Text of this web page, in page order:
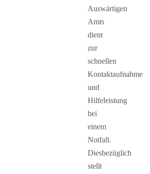
Auswärtigen
Amts
dient
zur
schnellen
Kontaktaufnahme
und
Hilfeleistung
bei
einem
Notfall.
Diesbezüglich
stellt